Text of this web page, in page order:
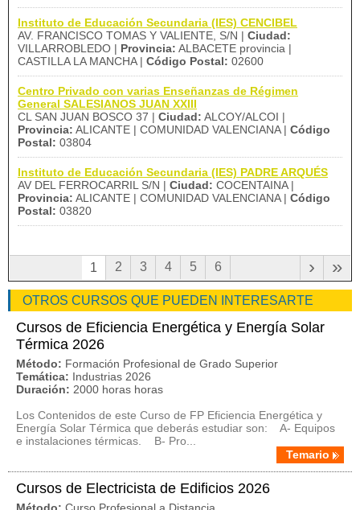
Instituto de Educación Secundaria (IES) CENCIBEL
AV. FRANCISCO TOMAS Y VALIENTE, S/N | Ciudad:
VILLARROBLEDO | Provincia: ALBACETE provincia |
CASTILLA LA MANCHA | Código Postal: 02600
Centro Privado con varias Enseñanzas de Régimen
General SALESIANOS JUAN XXIII
CL SAN JUAN BOSCO 37 | Ciudad: ALCOY/ALCOI |
Provincia: ALICANTE | COMUNIDAD VALENCIANA | Código
Postal: 03804
Instituto de Educación Secundaria (IES) PADRE ARQUÉS
AV DEL FERROCARRIL S/N | Ciudad: COCENTAINA |
Provincia: ALICANTE | COMUNIDAD VALENCIANA | Código
Postal: 03820
1 2 3 4 5 6 »
›
OTROS CURSOS QUE PUEDEN INTERESARTE
Cursos de Eficiencia Energética y Energía Solar
Térmica 2026
Método: Formación Profesional de Grado Superior
Temática: Industrias 2026
Duración: 2000 horas horas
Los Contenidos de este Curso de FP Eficiencia Energética y
Energía Solar Térmica que deberás estudiar son: A- Equipos
e instalaciones térmicas. B- Pro...
Temario
Cursos de Electricista de Edificios 2026